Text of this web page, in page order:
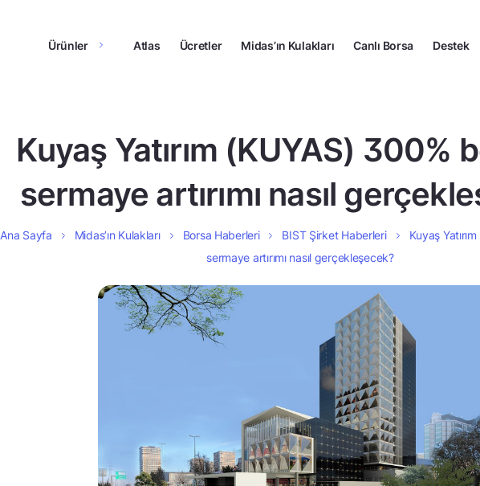
Ürünler Atlas Ücretler Midas’ın Kulakları Canlı Borsa Destek
Kuyaş Yatırım (KUYAS) 300%
sermaye artırımı nasıl
Ana Sayfa Midas’ın Kulakları Borsa Haberleri BIST Şirket Haberleri
Kuyaş
sermaye artırımı nasıl gerçekleşecek?